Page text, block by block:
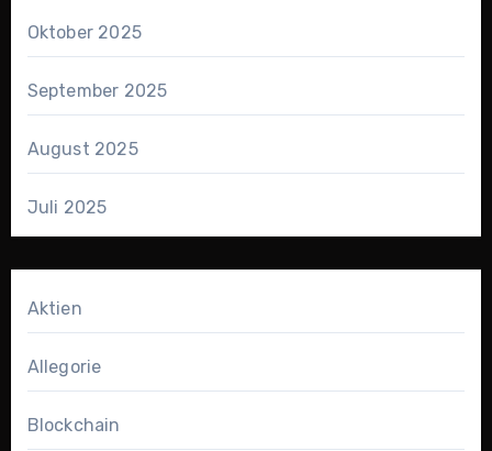
Oktober 2025
September 2025
August 2025
Juli 2025
Aktien
Allegorie
Blockchain